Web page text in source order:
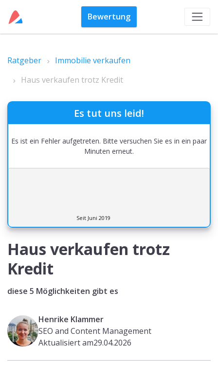
Bewertung
Ratgeber
Immobilie verkaufen
Haus verkaufen trotz Kredit
Haus verkaufen trotz
Kredit
diese 5 Möglichkeiten gibt es
Henrike Klammer
SEO and Content Management
Aktualisiert am29.04.2026
Es tut uns leid!
Es ist ein Fehler aufgetreten. Bitte versuchen Sie es in ein paar
Minuten erneut.
Seit Juni 2019